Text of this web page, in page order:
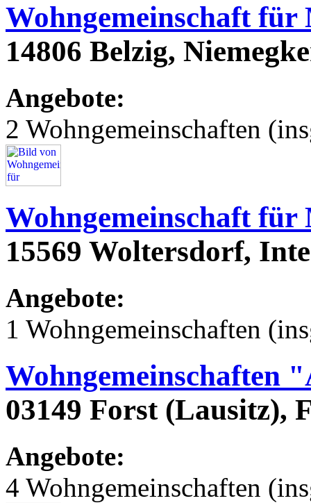
Wohngemeinschaft für
14806 Belzig,
Angebote:
2 Wohngemeinschaften
Wohngemeinschaft für
15569 Woltersdorf,
Angebote:
1 Wohngemeinschaften
Wohngemeinschaften
03149 Forst (Lausitz),
Angebote:
4 Wohngemeinschaften